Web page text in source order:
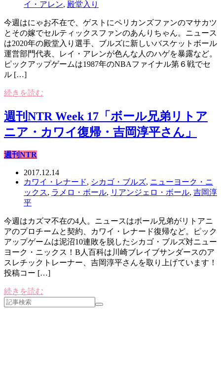
イ・アレン, 殿堂入り
今週はにゃお不在で、ゲストにペリカンズファンのマサカツ
とその嫁でセルティックスファンのあんりちゃん。ニュース
は2020年の殿堂入り選手、ブルズに新しいバスケットボール
運営部門代表、レイ・アレンが色んな人のハゲを暴露など。
ピックアップゲームは1987年のNBAファイナル第６戦でセ
ル […]
続きを読む
週刊NTR Week 17「ボール兄弟リトア
ニア・カワイ復帰・吉岡淳平さん」
週刊NTR
2017.12.14
カワイ・レナード, シカゴ・ブルズ, ニューヨーク・ニ
ックス, ラメロ・ボール, リアンジェロ・ボール, 吉岡淳
平
今週はカズマ不在の4人。ニュースはボール兄弟がリトアニ
アのプロチームと契約、カワイ・レナード復帰など。ピック
アップゲームは泥沼10連敗を脱したシカゴ・ブルズ対ニュー
ヨーク・ニックス！B人百科は川崎ブレイブサンダースのア
スレチックトレーナー、吉岡淳平さんを取り上げています！
投稿コー […]
続きを読む